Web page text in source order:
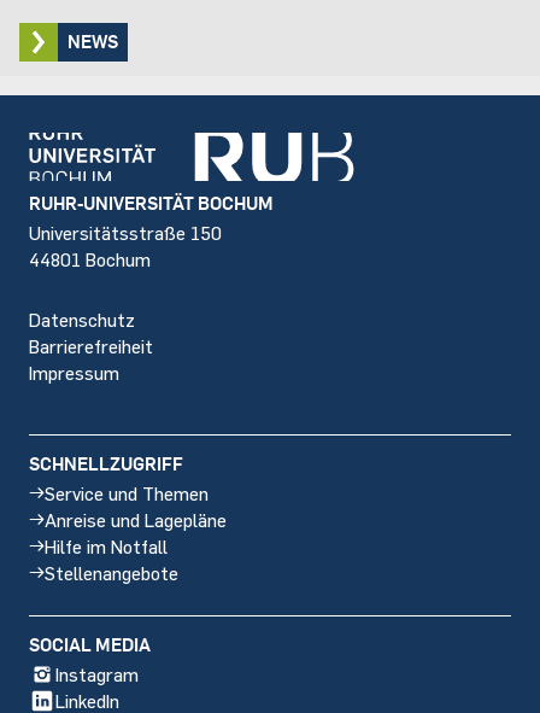
NEWS
Footer
RUHR-UNIVERSITÄT BOCHUM
Universitätsstraße 150
44801 Bochum
Datenschutz
Barrierefreiheit
Impressum
SCHNELLZUGRIFF
Service und Themen
Anreise und Lagepläne
Hilfe im Notfall
Stellenangebote
SOCIAL MEDIA
Instagram
LinkedIn